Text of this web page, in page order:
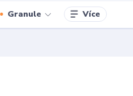
Granule Více